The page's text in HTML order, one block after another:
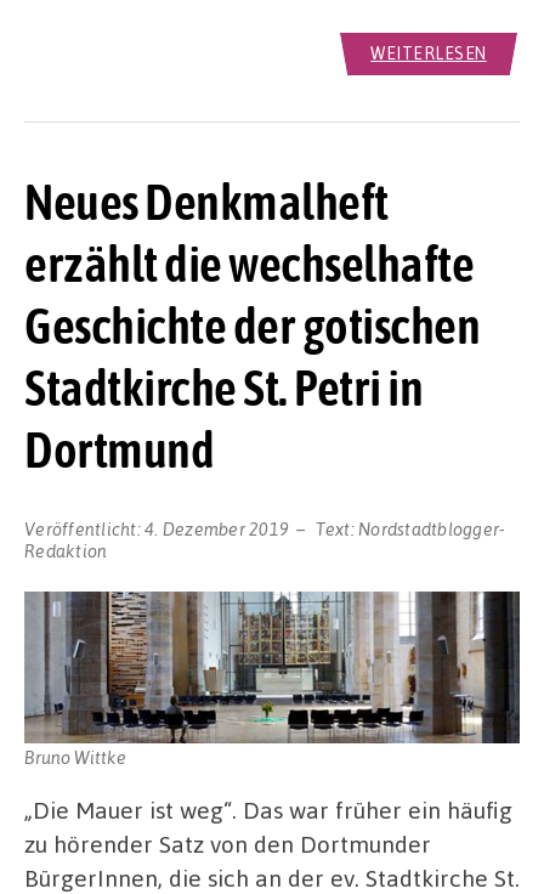
WEITERLESEN
Neues Denkmalheft
erzählt die wechselhafte
Geschichte der gotischen
Stadtkirche St. Petri in
Dortmund
Veröffentlicht:4. Dezember 2019 Text: Nordstadtblogger-
Redaktion
Bruno Wittke
„Die Mauer ist weg“. Das war früher ein häufig
zu hörender Satz von den Dortmunder
BürgerInnen, die sich an der ev. Stadtkirche St.